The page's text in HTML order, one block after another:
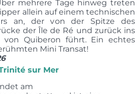
mehrere Tage hinweg treten
allein auf einem technischen
an, der von der Spitze des
der Île de Ré und zurück ins
Quiberon führt. Ein echtes
Mini Transat!
sur Mer
am